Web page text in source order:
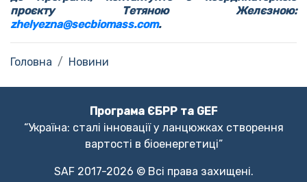
проєкту Тетяною Желєзною:
zhelyezna@secbiomass.com.
Головна Новини
Програма ЄБРР та GEF
“Україна: сталі інновації у ланцюжках створення
вартості в біоенергетиці”
SAF 2017-2026 © Всі права захищені.